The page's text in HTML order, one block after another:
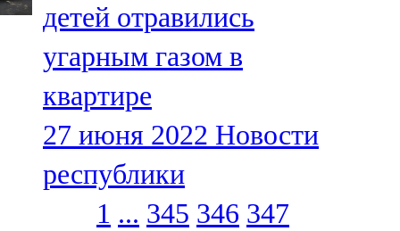
детей отравились
угарным газом в
квартире
27 июня 2022 Новости
республики
1 ... 345 346 347